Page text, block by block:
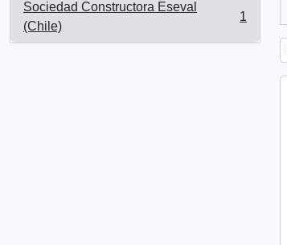
Sociedad Constructora Eseval
(Chile)
, 1 resultados
1